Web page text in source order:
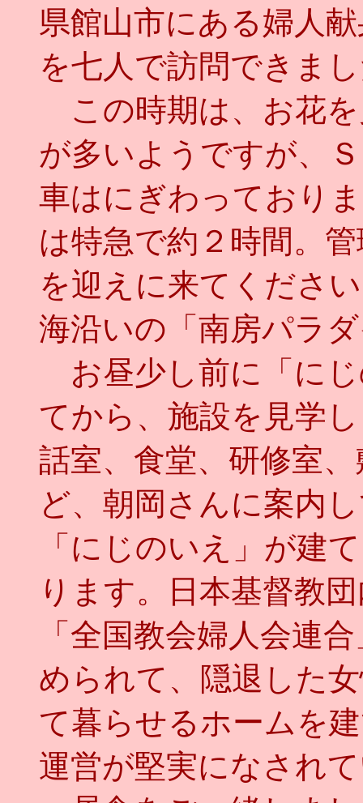
県館山市にある婦人
を七人で訪問できま
この時期は、お花
が多いようですが、
車はにぎわっており
は特急で約２時間。
を迎えに来てくださ
海沿いの「南房パラ
お昼少し前に「に
てから、施設を見学
話室、食堂、研修室
ど、朝岡さんに案内
「にじのいえ」が建
ります。日本基督教
「全国教会婦人会連
められて、隠退した
て暮らせるホームを
運営が堅実になされ